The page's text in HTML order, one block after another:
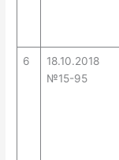
6
18.10.2018
№15-95